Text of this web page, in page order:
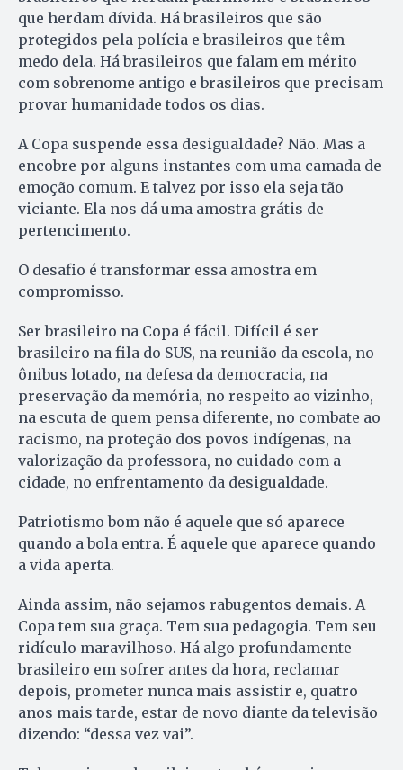
que herdam dívida. Há brasileiros que são
protegidos pela polícia e brasileiros que têm
medo dela. Há brasileiros que falam em mérito
com sobrenome antigo e brasileiros que precisam
provar humanidade todos os dias.
A Copa suspende essa desigualdade? Não. Mas a
encobre por alguns instantes com uma camada de
emoção comum. E talvez por isso ela seja tão
viciante. Ela nos dá uma amostra grátis de
pertencimento.
O desafio é transformar essa amostra em
compromisso.
Ser brasileiro na Copa é fácil. Difícil é ser
brasileiro na fila do SUS, na reunião da escola, no
ônibus lotado, na defesa da democracia, na
preservação da memória, no respeito ao vizinho,
na escuta de quem pensa diferente, no combate ao
racismo, na proteção dos povos indígenas, na
valorização da professora, no cuidado com a
cidade, no enfrentamento da desigualdade.
Patriotismo bom não é aquele que só aparece
quando a bola entra. É aquele que aparece quando
a vida aperta.
Ainda assim, não sejamos rabugentos demais. A
Copa tem sua graça. Tem sua pedagogia. Tem seu
ridículo maravilhoso. Há algo profundamente
brasileiro em sofrer antes da hora, reclamar
depois, prometer nunca mais assistir e, quatro
anos mais tarde, estar de novo diante da televisão
dizendo: “dessa vez vai”.